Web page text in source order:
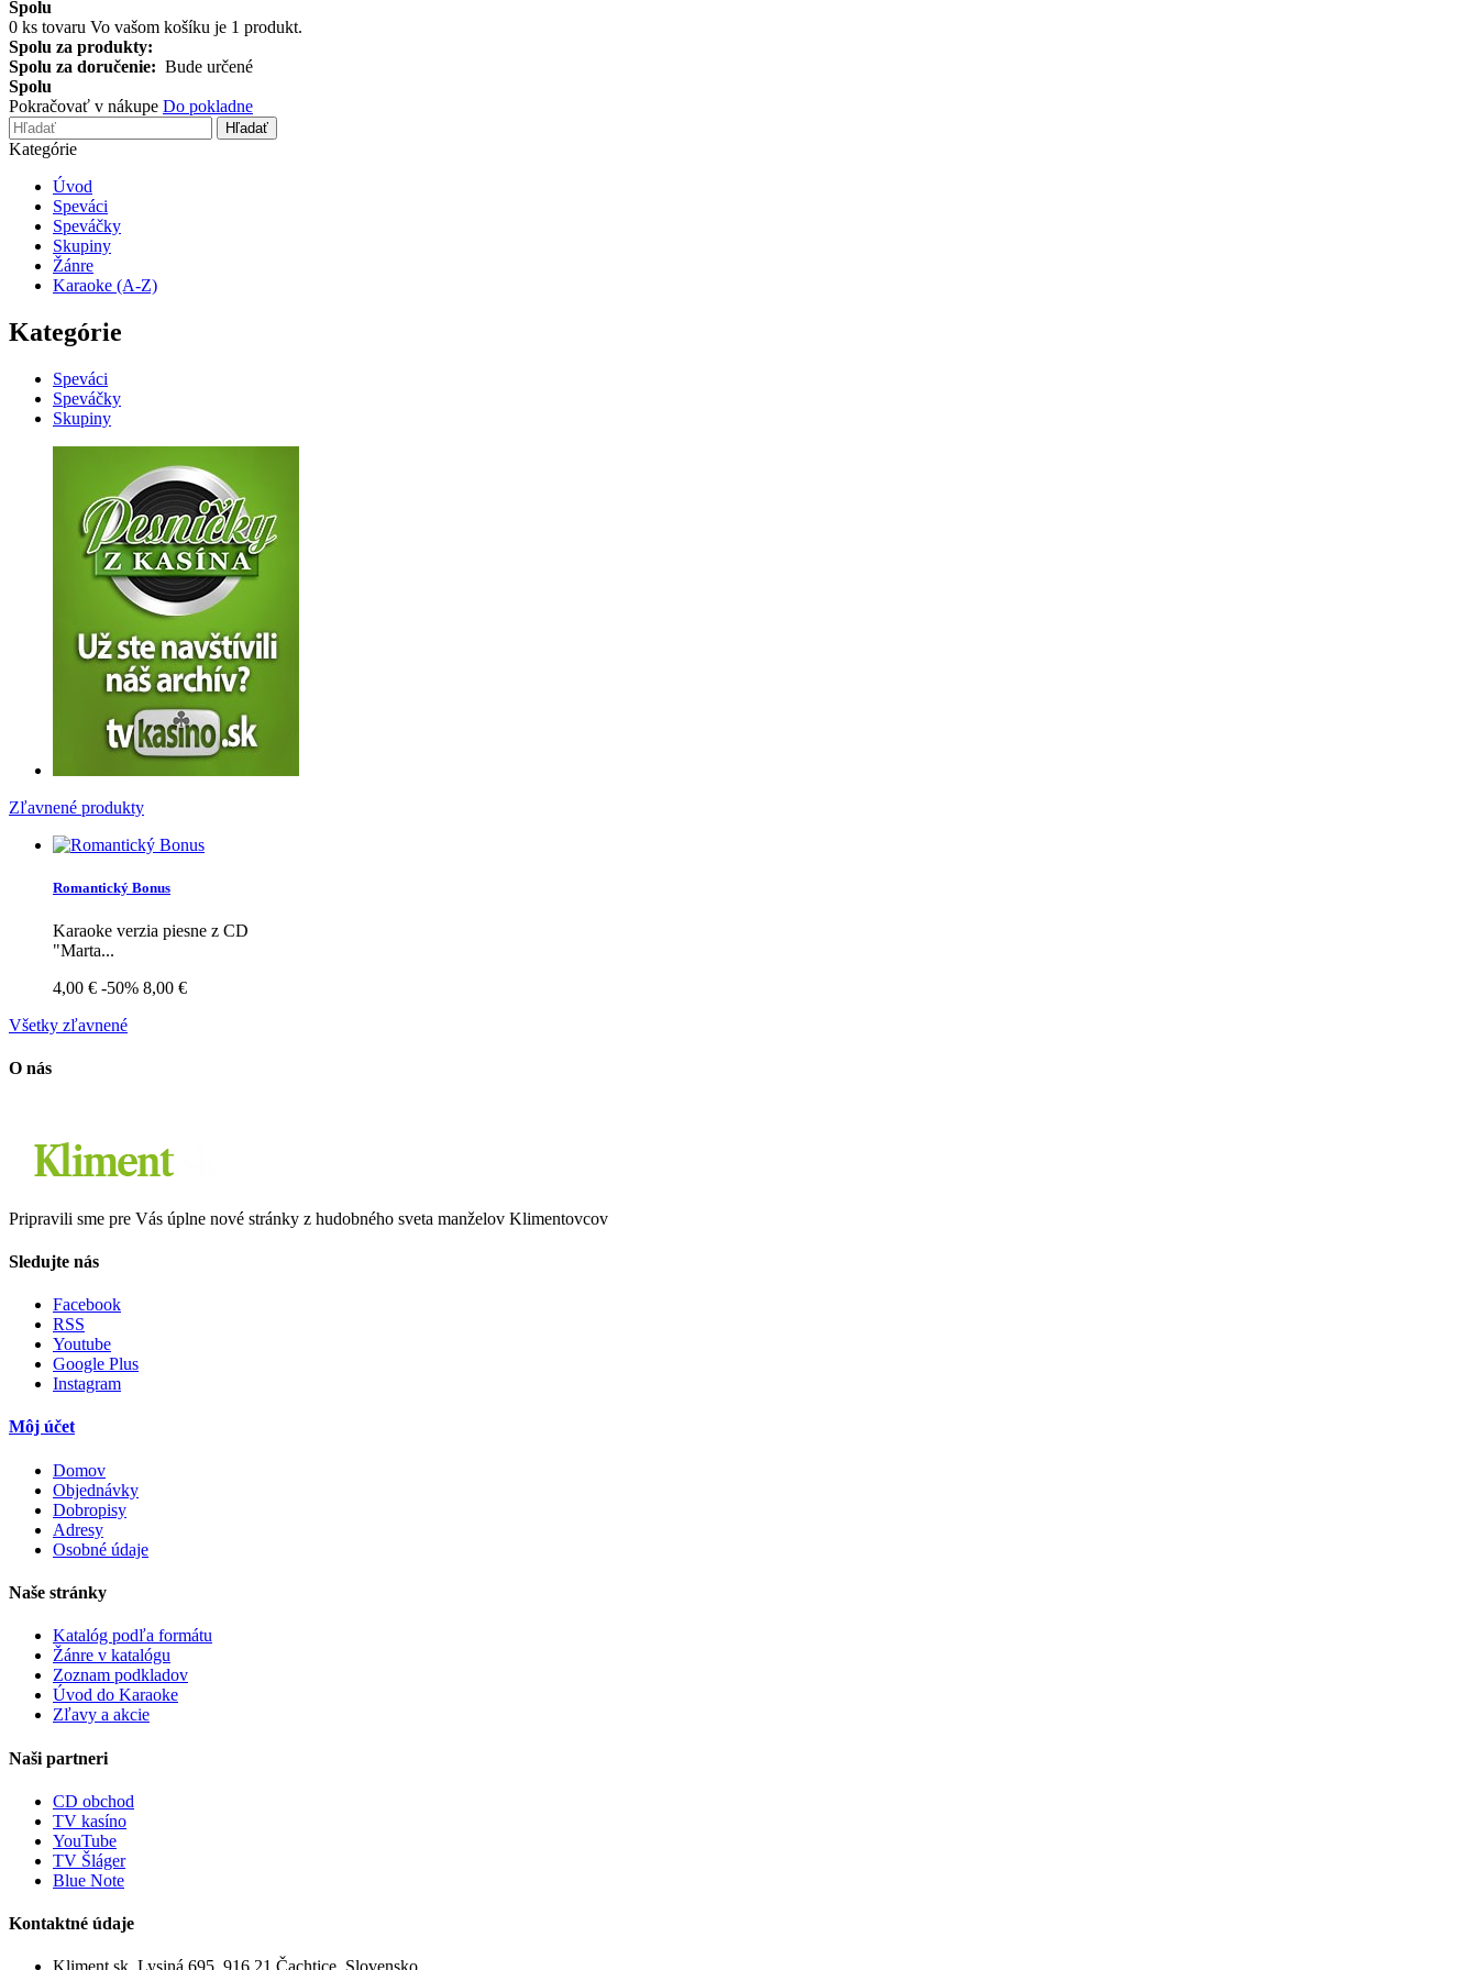
Spolu
0 ks tovaru Vo vašom košíku je 1 produkt.
Spolu za produkty:
Spolu za doručenie: Bude určené
Spolu
Pokračovať v nákupe Do pokladne
Hľadať
Kategórie
Úvod
Speváci
Speváčky
Skupiny
Žánre
Karaoke (A-Z)
Kategórie
Speváci
Speváčky
Skupiny
Zľavnené produkty
Romantický Bonus
Karaoke verzia piesne z CD
"Marta...
4,00 € -50% 8,00 €
Všetky zľavnené
O nás
Pripravili sme pre Vás úplne nové stránky z hudobného sveta manželov Klimentovcov
Sledujte nás
Facebook
RSS
Youtube
Google Plus
Instagram
Môj účet
Domov
Objednávky
Dobropisy
Adresy
Osobné údaje
Naše stránky
Katalóg podľa formátu
Žánre v katalógu
Zoznam podkladov
Úvod do Karaoke
Zľavy a akcie
Naši partneri
CD obchod
TV kasíno
YouTube
TV Šláger
Blue Note
Kontaktné údaje